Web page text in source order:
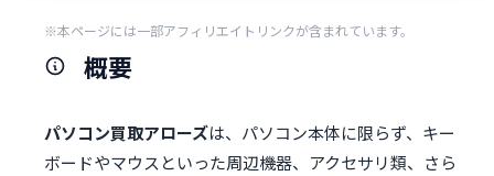
※本ページには一部アフィリエイトリンクが含まれています。
概要
パソコン買取アローズは、パソコン本体に限らず、キー
ボードやマウスといった周辺機器、アクセサリ類、さら